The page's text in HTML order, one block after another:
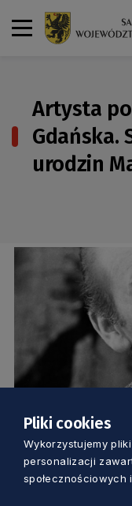
Artysta
Gdańska.
urodzin
KULTURA
Artysta
Pliki cookies
Wykorzystujemy
personalizacji